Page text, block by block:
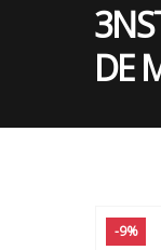
DE
-9%